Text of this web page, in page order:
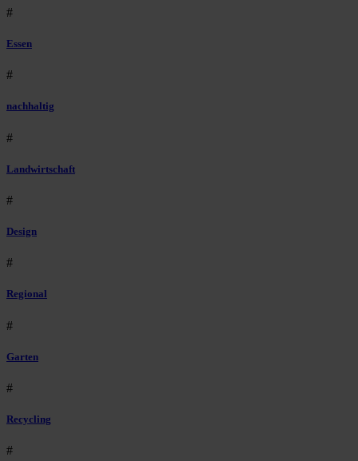
#
Essen
#
nachhaltig
#
Landwirtschaft
#
Design
#
Regional
#
Garten
#
Recycling
#